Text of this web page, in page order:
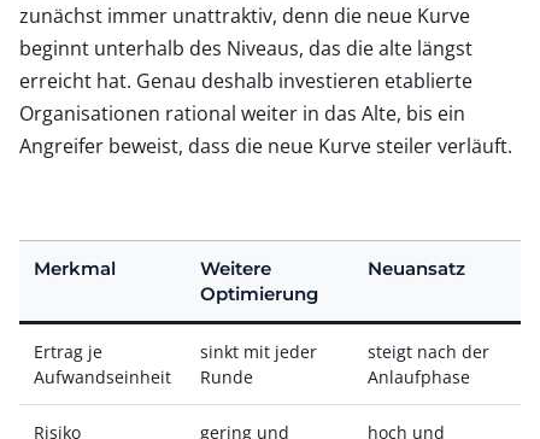
zunächst immer unattraktiv, denn die neue Kurve
beginnt unterhalb des Niveaus, das die alte längst
erreicht hat. Genau deshalb investieren etablierte
Organisationen rational weiter in das Alte, bis ein
Angreifer beweist, dass die neue Kurve steiler verläuft.
Merkmal
Weitere
Optimierung
Neuansatz
Ertrag je
Aufwandseinheit
sinkt mit jeder
Runde
steigt nach der
Anlaufphase
Risiko gering und hoch und